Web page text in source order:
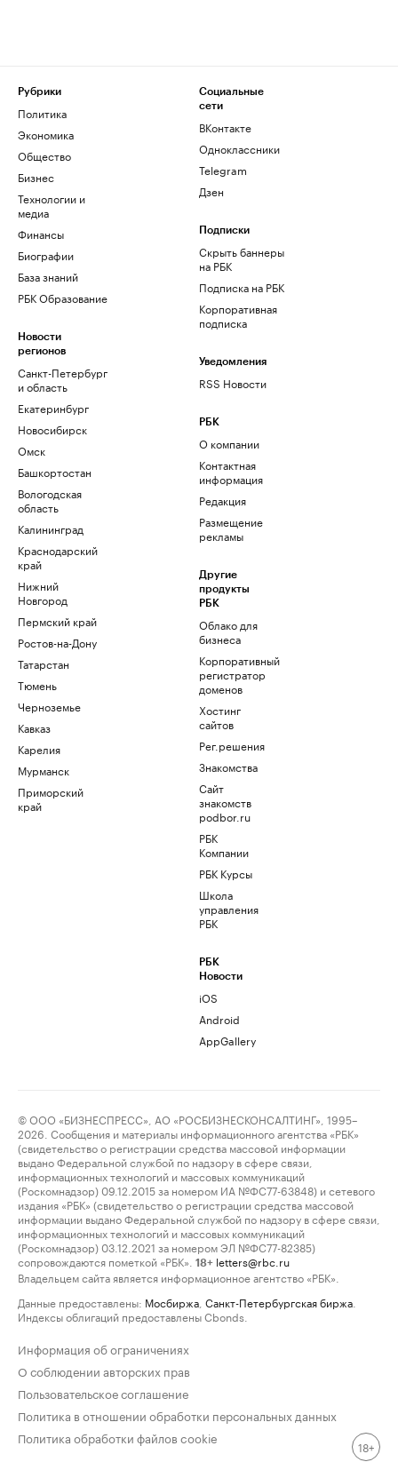
Рубрики
Политика
Экономика
Общество
Бизнес
Технологии и
медиа
Финансы
Биографии
База знаний
РБК Образование
Новости
регионов
Санкт-Петербург
и область
Екатеринбург
Новосибирск
Омск
Башкортостан
Вологодская
область
Калининград
Краснодарский
край
Нижний
Новгород
Пермский край
Ростов-на-Дону
Татарстан
Тюмень
Черноземье
Кавказ
Карелия
Мурманск
Приморский
край
Социальные
сети
ВКонтакте
Одноклассники
Telegram
Дзен
Подписки
Скрыть баннеры
на РБК
Подписка на РБК
Корпоративная
подписка
Уведомления
RSS Новости
РБК
О компании
Контактная
информация
Редакция
Размещение
рекламы
Другие
продукты
РБК
Облако для
бизнеса
Корпоративный
регистратор
доменов
Хостинг
сайтов
Рег.решения
Знакомства
Сайт
знакомств
podbor.ru
РБК
Компании
РБК Курсы
Школа
управления
РБК
РБК
Новости
iOS
Android
AppGallery
© ООО «БИЗНЕСПРЕСС», АО «РОСБИЗНЕСКОНСАЛТИНГ», 1995–
2026. Сообщения и материалы информационного агентства «РБК»
(свидетельство о регистрации средства массовой информации
выдано Федеральной службой по надзору в сфере связи,
информационных технологий и массовых коммуникаций
(Роскомнадзор) 09.12.2015 за номером ИА №ФС77-63848) и сетевого
издания «РБК» (свидетельство о регистрации средства массовой
информации выдано Федеральной службой по надзору в сфере связи,
информационных технологий и массовых коммуникаций
(Роскомнадзор) 03.12.2021 за номером ЭЛ №ФС77-82385)
сопровождаются пометкой «РБК».
18+ letters@rbc.ru
Владельцем сайта является информационное агентство «РБК».
Данные предоставлены: Мосбиржа Санкт-Петербургская биржа
Индексы облигаций предоставлены Cbonds.
Информация об ограничениях
О соблюдении авторских прав
Пользовательское соглашение
Политика в отношении обработки персональных данных
Политика обработки файлов cookie
18+